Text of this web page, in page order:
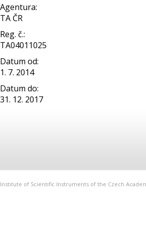
Agentura:
TA ČR
Reg. č.:
TA04011025
Datum od:
1. 7. 2014
Datum do:
31. 12. 2017
Institute of Scientific Instruments of the Czech